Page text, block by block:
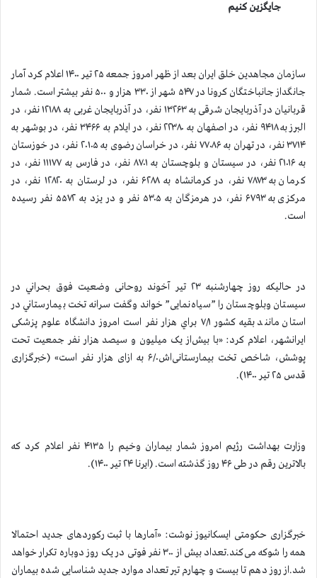
جایگزین کنیم
سازمان مجاهدين خلق ايران بعد از ظهر امروز جمعه ۲۵ تیر ۱۴۰۰ اعلام كرد آمار
جانگداز جانباختگان كرونا در ۵۴۷ شهر از ۳۳۰ هزار و ۵۰۰ نفر بيشتر است. شمار
قربانيان در آذربایجان شرقی به ۱۳۲۶۳ نفر، در آذربایجان غربی به ۱۲۱۸۸ نفر، در
البرز به ۹۴۱۸ نفر، در اصفهان به ۲۲۳۸۰ نفر، در ایلام به ۳۴۶۶ نفر، در بوشهر به
۳۷۱۴ نفر، در تهران به ۷۷۰۸۶ نفر، در خراسان رضوی به ۲۰۱۰۵ نفر، در خوزستان
به ۲۱۰۱۶ نفر، در سیستان و بلوچستان به ۸۷۰۱ نفر، در فارس به ۱۱۱۷۷ نفر، در
کرمان به ۷۸۷۳ نفر، در کرمانشاه به ۶۲۸۸ نفر، در لرستان به ۱۲۸۲۰ نفر، در
مرکزی به ۶۷۹۳ نفر، در هرمزگان به ۵۳۰۵ نفر و در یزد به ۵۵۷۲ نفر رسیده
است.
در حالیکه روز چهارشنبه ۲۳ تیر آخوند روحانی وضعيت فوق بحراني در
سيستان وبلوچستان را ”سیاه‌نمایی” خواند وگفت سرانه تخت بيمارستاني در
استان مانند بقيه كشور ۷/۱ براي هزار نفر است امروز دانشگاه علوم پزشکی
ایرانشهر، اعلام کرد: «با بیش‌از یک میلیون و سیصد هزار نفر جمعیت تحت
پوشش، شاخص تخت بیمارستانی‌اش۶/۰ به ازای هزار نفر است» (خبرگزاری
قدس ۲۵ تیر ۱۴۰۰).
وزارت بهداشت رژیم امروز شمار بیماران وخيم را ۴۱۳۵ نفر اعلام کرد که
بالاترین رقم در طی ۴۶ روز گذشته است. (ایرنا ۲۴ تیر ۱۴۰۰).
خبرگزاری حکومتی ایسکانیوز نوشت: «آمارها با ثبت رکوردهای جدید احتمالا
همه را شوکه می‌کند.تعداد بیش از ۳۰۰ نفر فوتی در یک روز دوباره تکرار خواهد
شد.از روز دهم تا بیست و چهارم تير تعداد موارد جدید شناسایی شده بیماران